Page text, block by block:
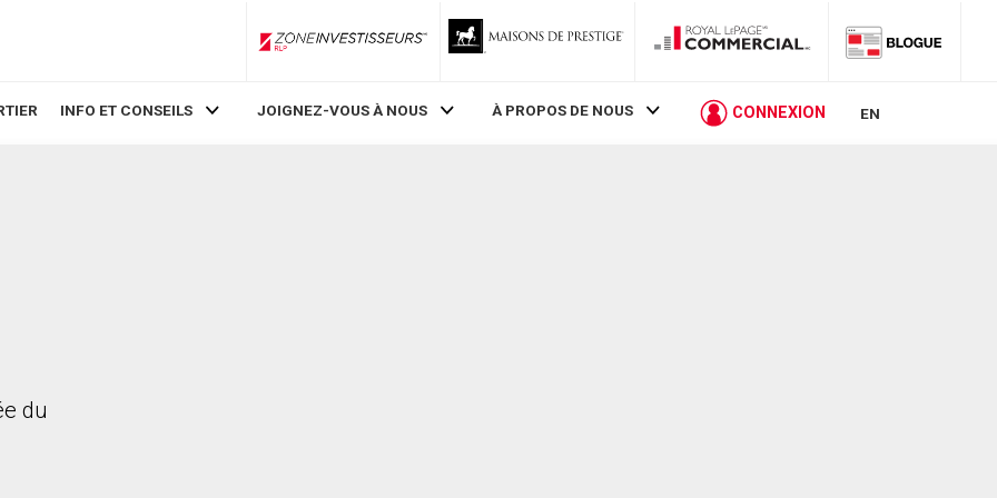
ZoneInvestisseurs RLP
INFO ET CONSEILS JOIGNEZ-VOUS À NOUS À PROPOS DE NOUS CONNEXION EN
du